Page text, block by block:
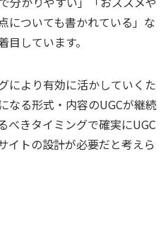
についても書かれている」な
目しています。
により有効に活かしていくた
なる形式・内容のUGCが継続
べきタイミングで確実にUGC
イトの設計が必要だと考えら